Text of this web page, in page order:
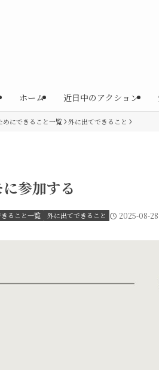
ホーム 近日中のアクション
めにできること一覧 外に出てできること
参加する
ること一覧 外に出てできること 2025-08-28